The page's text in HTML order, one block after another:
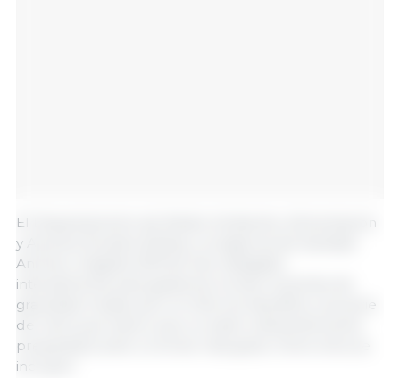
El Departamento de Medio Ambiente, Alimentación
y Asuntos Rurales (Defra) y la Agencia de Sanidad
Animal y Vegetal (APHA) han trabajado
intensamente para gestionar brotes recientes de
gravedad media, pero el informe identifica una serie
de retos que hacen que no estén suficientemente
preparados ante un brote más grave. Entre ellos se
incluyen: